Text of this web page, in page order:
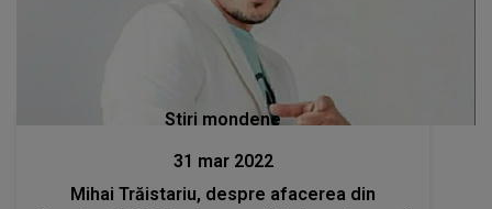
Stiri mondene
31 mar 2022
Mihai Trăistariu, despre afacerea din